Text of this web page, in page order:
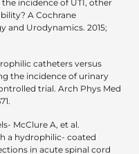
incidence of UTI, other
A Cochrane
and Urodynamics. 2015;
catheters versus
the incidence of urinary
trial. Arch Phys Med
McClure A, et al.
a hydrophilic- coated
in acute spinal cord